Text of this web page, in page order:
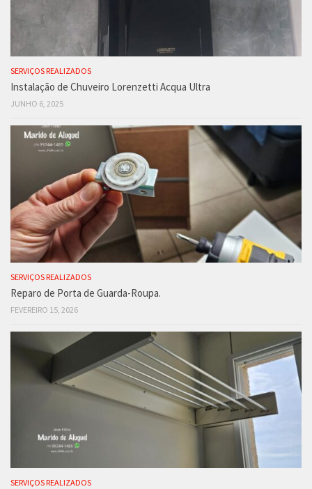
SERVIÇOS REALIZADOS
Instalação de Chuveiro Lorenzetti Acqua Ultra
JUNHO 6, 2025
SERVIÇOS REALIZADOS
Reparo de Porta de Guarda-Roupa.
FEVEREIRO 15, 2026
SERVIÇOS REALIZADOS